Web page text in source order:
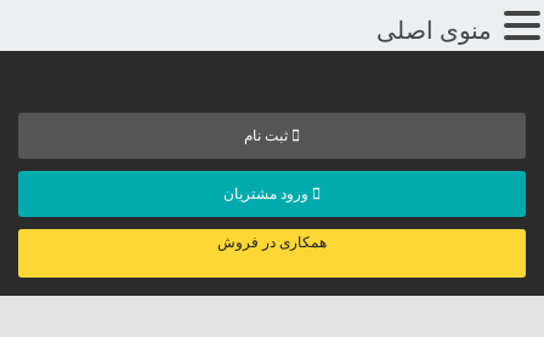
ثبت نام
ورود مشتریان
همکاری در فروش
منوی اصلی